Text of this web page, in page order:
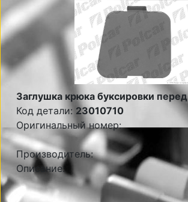
Заглушка крюка буксировки перед
Код детали: 23010710
Оригинальный номер:
Производитель:
Описание: